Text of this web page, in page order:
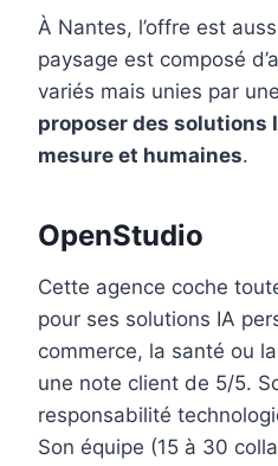
À Nantes, l’offre est
paysage est composé
variés mais unies par
proposer des solutions
mesure et humaines.
OpenStudio
Cette agence coche
pour ses solutions IA
commerce, la santé ou
une note client de 5/5.
responsabilité
Son équipe (15 à 30